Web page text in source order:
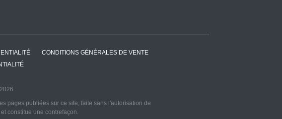
CONDITIONS GÉNÉRALES DE VENTE
pages publiées sur ce site, faite sans l'autorisation de
constitue une contrefaçon.